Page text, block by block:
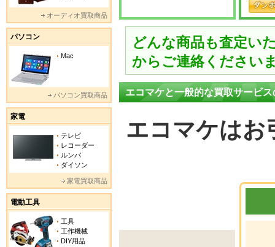
どんな商品も査定い
からご連絡ください
エコマケと一般的な買取サービス
エコマケはお
オーディオ買取商品
パソコン
Mac
パソコン買取商品
家電
テレビ
レコーダー
ルンバ
ダイソン
家電買取商品
電動工具
工具
工作機械
DIY用品